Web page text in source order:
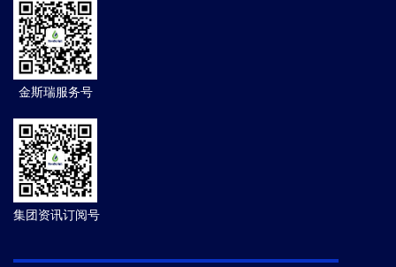
金斯瑞服务号
集团资讯订阅号